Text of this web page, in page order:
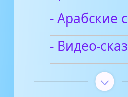
- Арабские
- Видео-